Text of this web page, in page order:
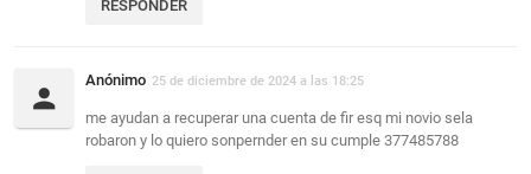
RESPONDER
Anónimo 25 de diciembre de 2024 a las 18:25
me ayudan a recuperar una cuenta de fir esq mi novio sela
robaron y lo quiero sonpernder en su cumple 377485788